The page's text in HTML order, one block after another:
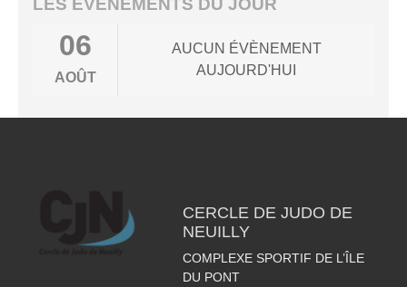
06
AOÛT
AUCUN ÉVÈNEMENT
AUJOURD'HUI
CERCLE DE JUDO DE
NEUILLY
COMPLEXE SPORTIF DE L’ÎLE
DU PONT